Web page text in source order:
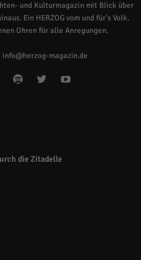
und Kulturmagazin mit Blick über
Ein HERZOG vom und für's Volk.
Ohren für alle Anregungen.
info@herzog-magazin.de
die Zitadelle